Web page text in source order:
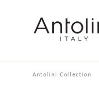
Antolini Collection